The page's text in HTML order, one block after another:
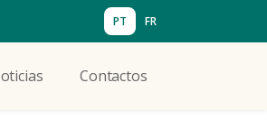
PT FR
Contactos